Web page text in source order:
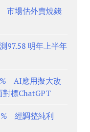
市場估外賣燒錢
97.58 明年上半年
AI應用擬大改
標ChatGPT
經調整純利